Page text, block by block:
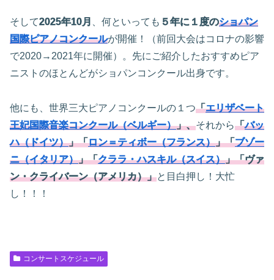
そして2025年10月 、何といっても ５年に１度のショパン
国際ピアノコンクールが開催！（前回大会はコロナの影響
で2020→2021年に開催）。先にご紹介したおすすめピア
ニストのほとんどがショパンコンクール出身です。
他にも、世界三大ピアノコンクールの１つ「エリザベート
王妃国際音楽コンクール（ベルギー）」、それから「バッ
ハ（ドイツ）」「ロン＝ティボー（フランス）」「ブゾー
ニ（イタリア）」「クララ・ハスキル（スイス）」「ヴァ
ン・クライバーン（アメリカ）」と目白押し！大忙
し！！！
コンサートスケジュール